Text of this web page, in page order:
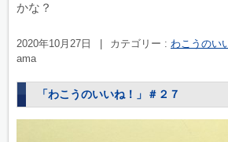
かな？
2020年10月27日 カテゴリー : わこうのい
ama
「わこうのいいね！」＃２７